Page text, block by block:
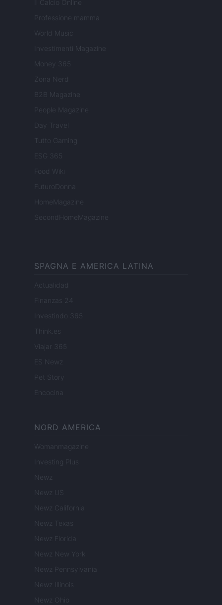
Il Calcio Online
Professione mamma
World Music
Investimenti Magazine
Money 365
Zona Nerd
B2B Magazine
People Magazine
Day Travel
Tutto Gaming
ESG 365
Food Wiki
FuturoDonna
HomeMagazine
SecondHomeMagazine
SPAGNA E AMERICA LATINA
Actualidad
Finanzas 24
Investindo 365
Think.es
Viajar 365
ES Newz
Pet Story
Encocina
NORD AMERICA
Womanmagazine
Investing Plus
Newz
Newz US
Newz California
Newz Texas
Newz Florida
Newz New York
Newz Pennsylvania
Newz Illinois
Newz Ohio